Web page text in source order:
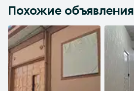
Похожие объявления